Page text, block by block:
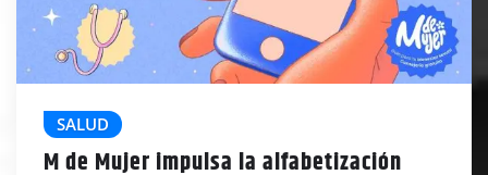
SALUD
M de Mujer impulsa la alfabetización